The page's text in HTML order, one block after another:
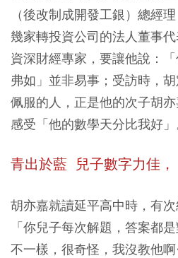
（後改制成開發工銀）總經
幾家轉投資公司的法人董事
資深財經專家，要讓他說：
弗如」並非易事；受訪時，
佩服的人，正是他的次子胡
感受「他的數學天分比我好」
青出於藍 兒子數字力佳
胡亦嘉就讀延平高中時，有
「你兒子每次解題，答案都
不一樣，很奇怪，我沒教他